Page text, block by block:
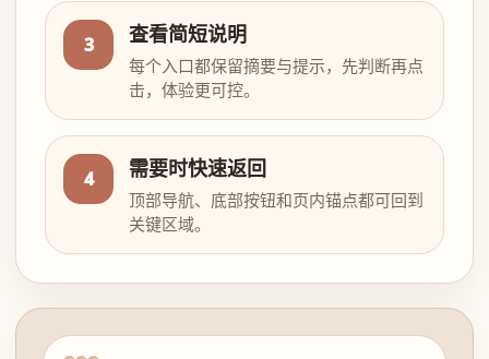
3 查看简短说明
每个入口都保留摘要与提示，先判断再点
击，体验更可控。
4 需要时快速返回
顶部导航、底部按钮和页内锚点都可回到
关键区域。